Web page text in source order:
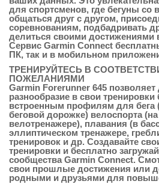
для спортсменов, где бегуны со
общаться друг с другом,
соревнованиям, подбадривать
делиться своими достижениями
Сервис Garmin Connect
ПК, так и в мобильном
ТРЕНИРУЙТЕСЬ В
ПОЖЕЛАНИЯМИ
Garmin Forerunner 645 позволяет
разнообразие в свои тренировки
встроенным профилям для бега
беговой дорожке) велоспорта
велотренажере), плавания (в
эллиптическом тренажере,
тренировок и др. Создавайте
тренировки и бесплатно
сообщества Garmin Connect.
свои прошлые достижения или
родными и друзьями для